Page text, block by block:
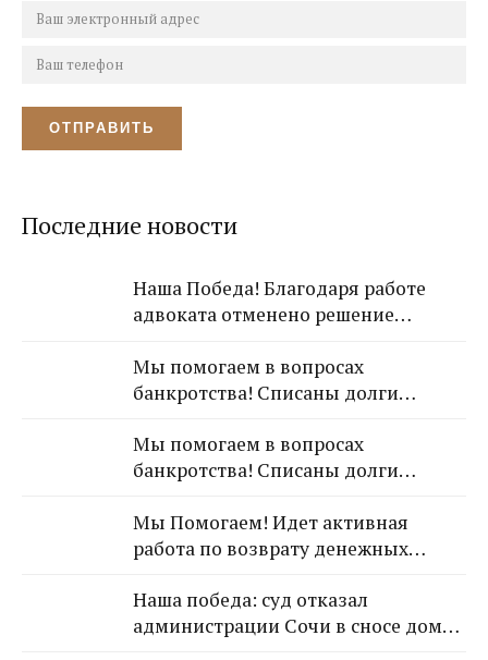
Последние новости
Наша Победа! Благодаря работе
адвоката отменено решение
взыскании с арендодателя 650 000
рублей!
Мы помогаем в вопросах
банкротства! Списаны долги
Мы помогаем в вопросах
банкротства! Списаны долги
Мы Помогаем! Идет активная
работа по возврату денежных
Самвела Смпатовича 17.07.1983 г.р.
Наша победа: суд отказал
администрации Сочи в сносе дома,